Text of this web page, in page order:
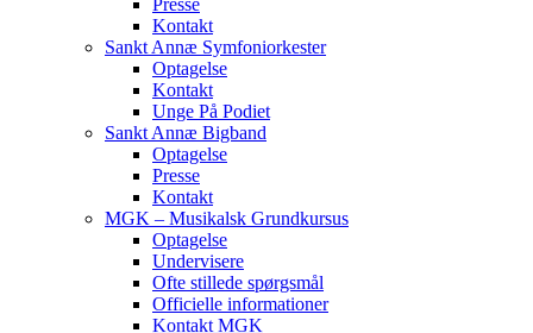
Presse
Kontakt
Sankt Annæ Symfoniorkester
Optagelse
Kontakt
Unge På Podiet
Sankt Annæ Bigband
Optagelse
Presse
Kontakt
MGK – Musikalsk Grundkursus
Optagelse
Undervisere
Ofte stillede spørgsmål
Officielle informationer
Kontakt MGK